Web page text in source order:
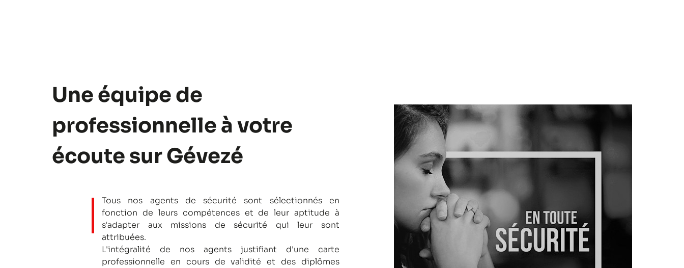
Une équipe de
professionnelle à votre
écoute sur Gévezé
Tous nos agents de sécurité sont sélectionnés en
fonction de leurs compétences et de leur aptitude à
s'adapter aux missions de sécurité qui leur sont
attribuées.
L'intégralité de nos agents justifiant d'une carte
professionnelle en cours de validité et des diplômes